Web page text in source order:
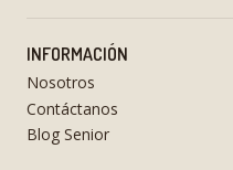
INFORMACIÓN
Nosotros
Contáctanos
Blog Senior